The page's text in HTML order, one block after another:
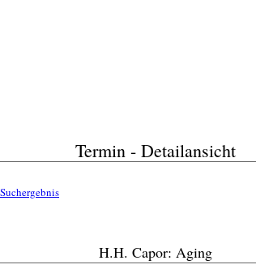
Termin - Detailansicht
H.H. Capor: Aging